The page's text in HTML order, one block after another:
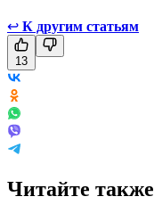
↩ К другим статьям
13
Читайте также